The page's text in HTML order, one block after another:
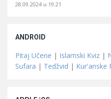
28.09.2024 u 19:21
ANDROID
Pitaj Učene | Islamski Kviz |
Sufara | Tedžvid | Kur'anske